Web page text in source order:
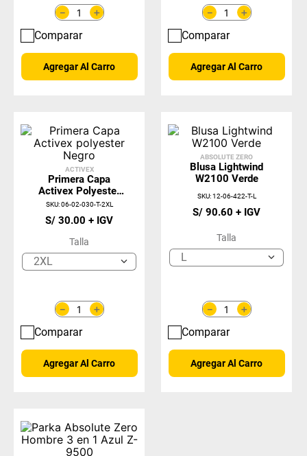
＋
－
Comparar
Agregar Al Carro
＋
－
Comparar
Agregar Al Carro
ACTIVEX
Primera Capa
Activex Polyester
Negro
SKU:06-02-030-T-2XL
S/ 30.00
Talla
2XL
＋
－
Comparar
Agregar Al Carro
ABSOLUTE ZERO
Blusa Lightwind
W2100 Verde
SKU:12-06-422-T-L
S/ 90.60
Talla
L
＋
－
Comparar
Agregar Al Carro